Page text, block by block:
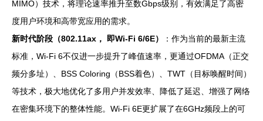
MIMO）技术，将理论速率推升至数Gbps级别，有效满足了高密
度用户环境和高带宽应用的需求。
新时代阶段（802.11ax， 即Wi-Fi 6/6E）
：作为当前的最新主流
标准，Wi-Fi 6不仅进一步提升了峰值速率，更通过OFDMA（正交
频分多址）、BSS Coloring（BSS着色）、TWT（目标唤醒时间）
等技术，极大地优化了多用户并发效率、降低了延迟、增强了网络
在密集环境下的整体性能。Wi-Fi 6E更扩展了在6GHz频段上的可